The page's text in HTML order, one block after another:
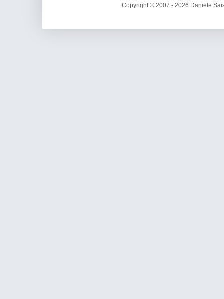
Copyright © 2007 - 2026 Daniele